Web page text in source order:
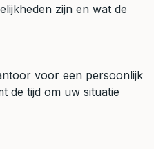
zijn en wat de
voor een persoonlijk
de tijd om uw situatie